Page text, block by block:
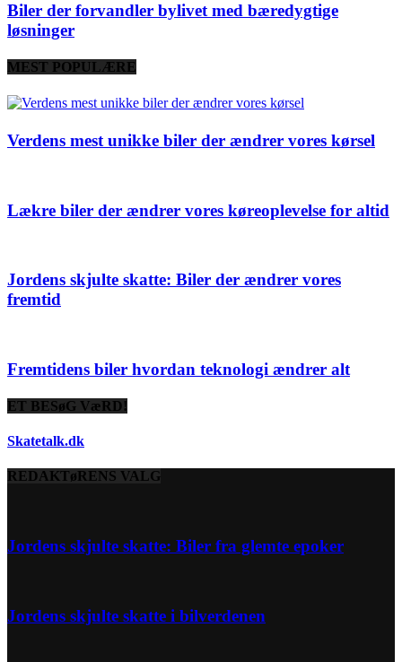
Biler der forvandler bylivet med bæredygtige
løsninger
MEST POPULÆRE
Verdens mest unikke biler der ændrer vores kørsel
Lækre biler der ændrer vores køreoplevelse for altid
Jordens skjulte skatte: Biler der ændrer vores
fremtid
Fremtidens biler hvordan teknologi ændrer alt
ET BESøG VæRD!
Skatetalk.dk
REDAKTøRENS VALG
Jordens skjulte skatte: Biler fra glemte epoker
Jordens skjulte skatte i bilverdenen